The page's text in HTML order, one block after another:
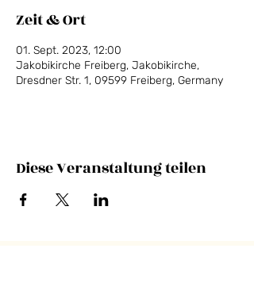
Zeit & Ort
01. Sept. 2023, 12:00
Jakobikirche Freiberg, Jakobikirche,
Dresdner Str. 1, 09599 Freiberg, Germany
Diese Veranstaltung teilen